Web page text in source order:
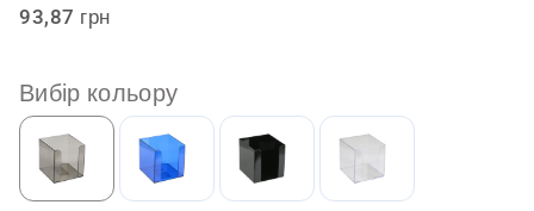
Звичайна
93,87 грн
Вибір кольору